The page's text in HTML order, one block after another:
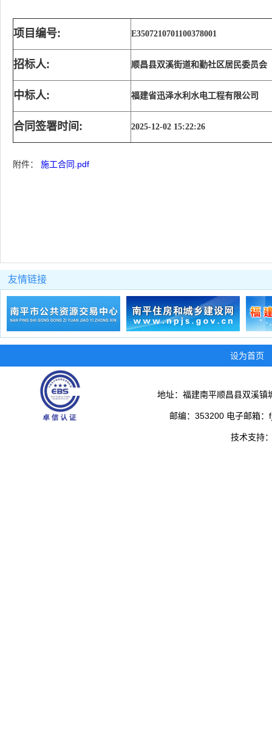
项目编号: E3507210701100378001
招标人: 顺昌县双溪街道和勤社区居民委员会
中标人: 福建省迅泽水利水电工程有限公司
合同签署时间: 2025-12-02 15:22:26
附件： 施工合同.pdf
友情链接
设为首页
地址：福建南平顺昌县双溪
邮编：353200 电子邮箱
技术支持